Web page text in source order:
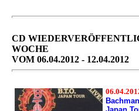
CD
WOCHE
VOM 06.04.2012 - 12.04.2012